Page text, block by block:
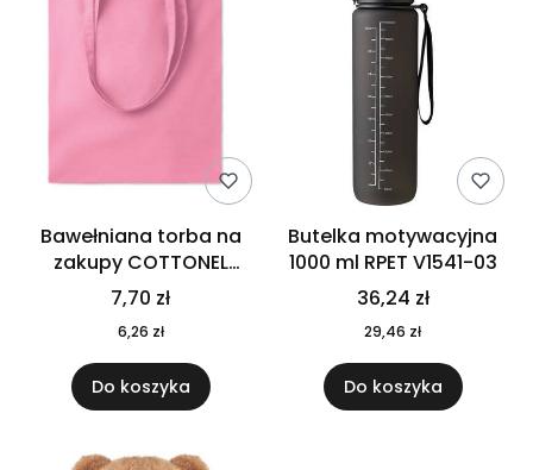
Bawełniana torba na
zakupy COTTONEL
COLOUR++ MO9846-11
7,70 zł
6,26 zł
Do koszyka
Butelka motywacyjna
1000 ml RPET V1541-03
36,24 zł
29,46 zł
Do koszyka